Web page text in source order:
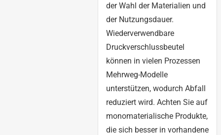
der Wahl der Materialien und
der Nutzungsdauer.
Wiederverwendbare
Druckverschlussbeutel
können in vielen Prozessen
Mehrweg-Modelle
unterstützen, wodurch Abfall
reduziert wird. Achten Sie auf
monomaterialische Produkte,
die sich besser in vorhandene